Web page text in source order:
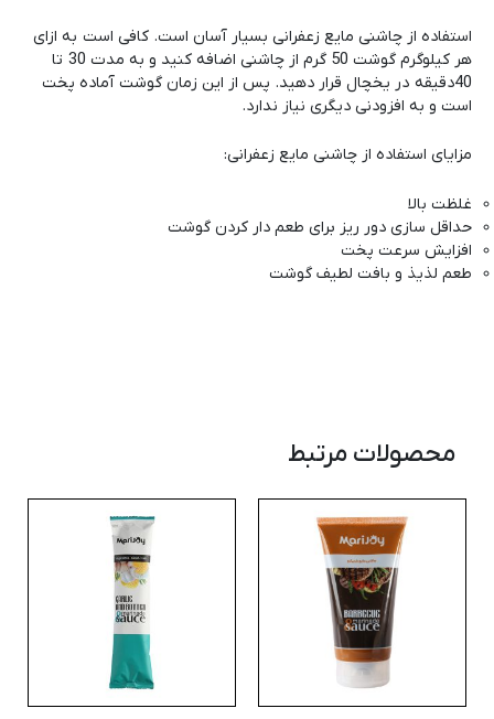
استفاده از چاشنی مایع زعفرانی بسیار آسان است. کافی است به ازای
هر کیلوگرم گوشت 50 گرم از چاشنی اضافه کنید و به مدت 30 تا
40دقیقه در یخچال قرار دهید. پس از این زمان گوشت آماده پخت
است و به افزودنی دیگری نیاز ندارد.
مزایای استفاده از چاشنی مایع زعفرانی:
غلظت بالا
حداقل سازی دور ریز برای طعم دار کردن گوشت
افزایش سرعت پخت
طعم لذیذ و بافت لطیف گوشت
محصولات مرتبط